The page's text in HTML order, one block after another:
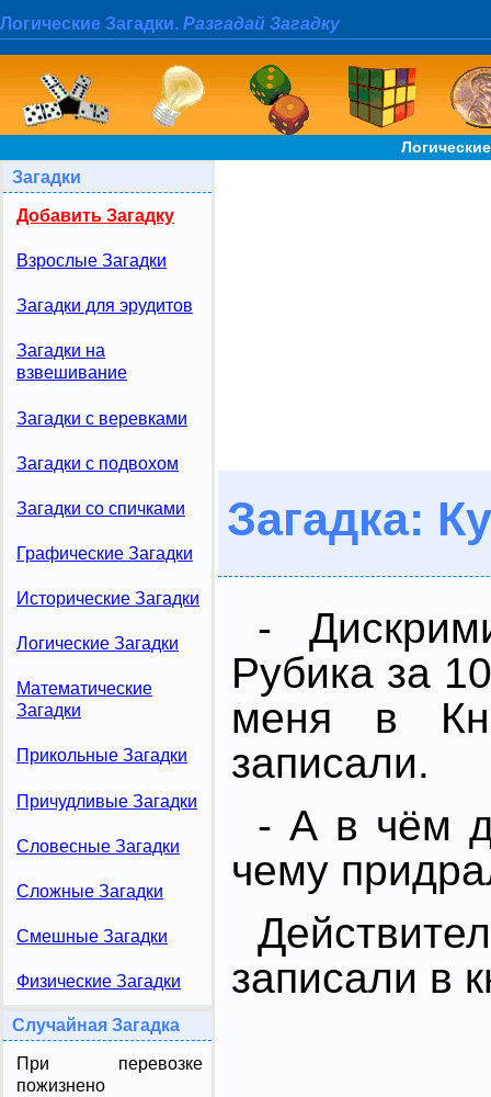
Логические Загадки. Разгадай Загадку
Загадки
Добавить Загадку
Взрослые Загадки
Загадки для эрудитов
Загадки на
взвешивание
Загадки с веревками
Загадки с подвохом
Загадки со спичками
Графические Загадки
Исторические Загадки
Логические Загадки
Математические
Загадки
Прикольные Загадки
Причудливые Загадки
Словесные Загадки
Сложные Загадки
Смешные Загадки
Физические Загадки
Случайная Загадка
При перевозке
пожизнено
Загадка:
-
Рубика за
меня в
записали.
- А в чём
чему
записали в